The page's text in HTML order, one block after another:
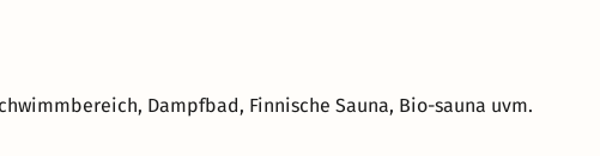
Dampfbad, Finnische Sauna, Bio-sauna uvm.